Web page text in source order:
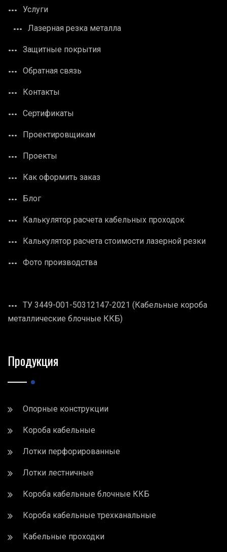
Услуги
Лазерная резка металла
Защитные покрытия
Обратная связь
Контакты
Сертификаты
Проектировщикам
Проекты
Как оформить заказ
Блог
Калькулятор расчета кабельных проходок
Калькулятор расчета стоимости лазерной резки
Фото производства
ТУ 3449-001-50312147-2021 (Кабельные короба
металлические блочные ККБ)
Продукция
Опорные конструкции
Короба кабельные
Лотки перфорированные
Лотки лестничные
Короба кабельные блочные ККБ
Короба кабельные трехканальные
Кабельные проходки